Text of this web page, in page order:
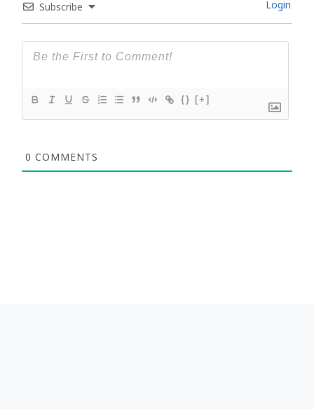
Subscribe Login
{} [+]
0 COMMENTS